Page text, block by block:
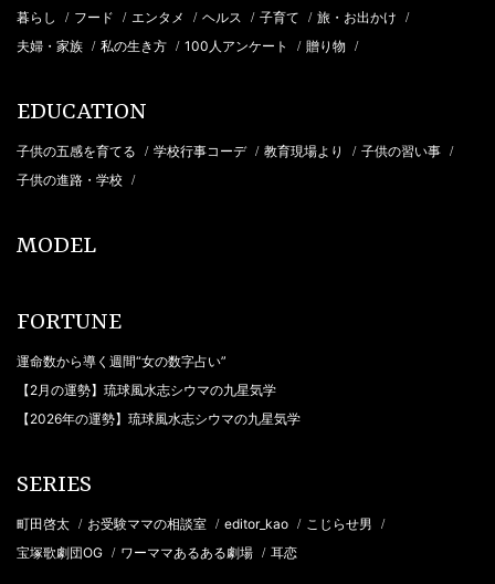
暮らし / フード / エンタメ / ヘルス / 子育て / 旅・お出かけ /
夫婦・家族 / 私の生き方 / 100人アンケート / 贈り物 /
EDUCATION
子供の五感を育てる / 学校行事コーデ / 教育現場より / 子供の習い事 /
子供の進路・学校 /
MODEL
FORTUNE
運命数から導く週間“女の数字占い”
【2月の運勢】琉球風水志シウマの九星気学
【2026年の運勢】琉球風水志シウマの九星気学
SERIES
町田啓太 / お受験ママの相談室 / editor_kao / こじらせ男 /
宝塚歌劇団OG / ワーママあるある劇場 / 耳恋